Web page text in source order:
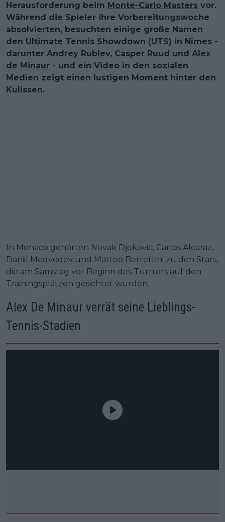
Herausforderung beim Monte-Carlo Masters vor.
Während die Spieler ihre Vorbereitungswoche
absolvierten, besuchten einige große Namen
den Ultimate Tennis Showdown (UTS) in Nîmes -
darunter Andrey Rublev, Casper Ruud und Alex
de Minaur - und ein Video in den sozialen
Medien zeigt einen lustigen Moment hinter den
Kulissen.
In Monaco gehörten Novak Djokovic, Carlos Alcaraz,
Daniil Medvedev und Matteo Berrettini zu den Stars,
die am Samstag vor Beginn des Turniers auf den
Trainingsplätzen gesichtet wurden.
Alex De Minaur verrät seine Lieblings-
Tennis-Stadien